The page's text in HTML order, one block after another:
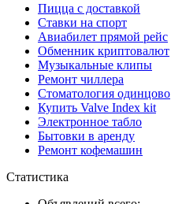
Пицца с доставкой
Ставки на спорт
Авиабилет прямой рейс
Обменник криптовалют
Музыкальные клипы
Ремонт чиллера
Стоматология одинцово
Купить Valve Index kit
Электронное табло
Бытовки в аренду
Ремонт кофемашин
Статистика